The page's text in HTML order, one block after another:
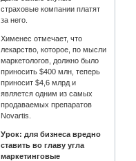
страховые компании платят
за него.
Хименес отмечает, что
лекарство, которое, по мысли
маркетологов, должно было
приносить $400 млн, теперь
приносит $4,6 млрд и
является одним из самых
продаваемых препаратов
Novartis.
Урок: для бизнеса вредно
ставить во главу угла
маркетинговые